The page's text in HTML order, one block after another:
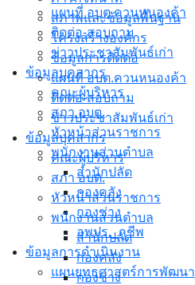
สภาพและข้อมูลพื้นฐาน
โครงสร้างองค์กร
ข้อมูลการติดต่อ
แผนที่ อบต.ควนหนองค้า
ติดต่อ-สอบถาม
ข่าวประชาสัมพันธ์เก่า
ข้อมูลบุคลากร
คณะผู้บริหาร
สภา อบต.
หัวหน้าส่วนราชการ
พนักงานส่วนตำบล
สำนักปลัด
กองคลัง
กองช่าง
แผนที่ อบต.ควนหนองค้า
ติดต่อ-สอบถาม
ข่าวประชาสัมพันธ์เก่า
ข้อมูลบุคลากร
คณะผู้บริหาร
สภา อบต.
หัวหน้าส่วนราชการ
พนักงานส่วนตำบล
สำนักปลัด
กองคลัง
กองช่าง
อพปร._กูชีพ
ข้อมูลการดำเนินงาน
แผนยุทธศาสตร์การพัฒนา